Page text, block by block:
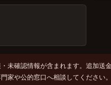
未確認情報が含まれます。追加送
家や公的窓口へ相談してください。